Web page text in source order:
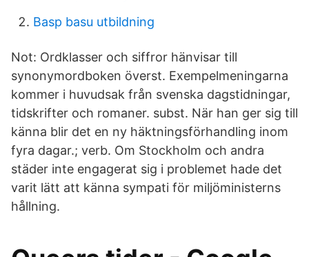
Basp basu utbildning
Not: Ordklasser och siffror hänvisar till
synonymordboken överst. Exempelmeningarna
kommer i huvudsak från svenska dagstidningar,
tidskrifter och romaner. subst. När han ger sig till
känna blir det en ny häktningsförhandling inom
fyra dagar.; verb. Om Stockholm och andra
städer inte engagerat sig i problemet hade det
varit lätt att känna sympati för miljöministerns
hållning.